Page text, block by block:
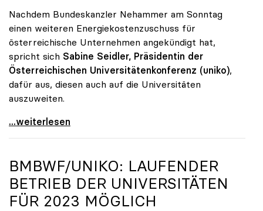
Nachdem Bundeskanzler Nehammer am Sonntag
einen weiteren Energiekostenzuschuss für
österreichische Unternehmen angekündigt hat,
spricht sich Sabine Seidler, Präsidentin der
Österreichischen Universitätenkonferenz (uniko),
dafür aus, diesen auch auf die Universitäten
auszuweiten.
uniko: Energiekostenzuschuss sollte auch für
...weiterlesen
BMBWF/UNIKO: LAUFENDER
BETRIEB DER UNIVERSITÄTEN
FÜR 2023 MÖGLICH